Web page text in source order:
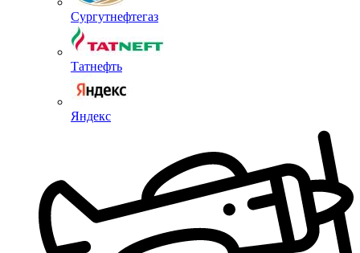
Сургутнефтегаз
Татнефть
Яндекс